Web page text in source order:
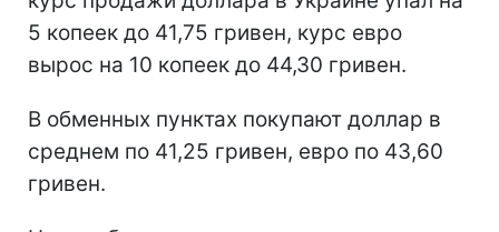
5 копеек до 41,75 гривен, курс евро
вырос на 10 копеек до 44,30 гривен.
В обменных пунктах покупают доллар в
среднем по 41,25 гривен, евро по 43,60
гривен.